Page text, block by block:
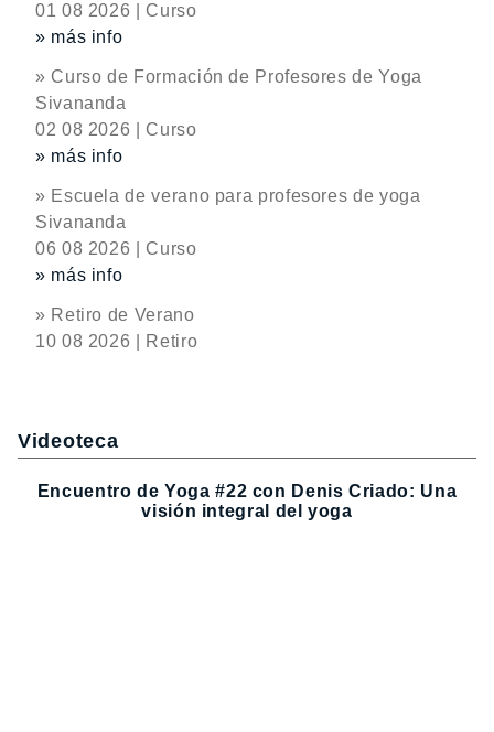
01 08 2026 | Curso
» más info
» Curso de Formación de Profesores de Yoga
Sivananda
02 08 2026 | Curso
» más info
» Escuela de verano para profesores de yoga
Sivananda
06 08 2026 | Curso
» más info
» Retiro de Verano
10 08 2026 | Retiro
Videoteca
Encuentro de Yoga #22 con Denis Criado: Una
visión integral del yoga